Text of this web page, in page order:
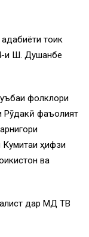
тоҷик
и Ш. Душанбе
фолклори
Рӯдакӣ фаъолият
Кумитаи ҳифзи
ва
дар МД ТВ